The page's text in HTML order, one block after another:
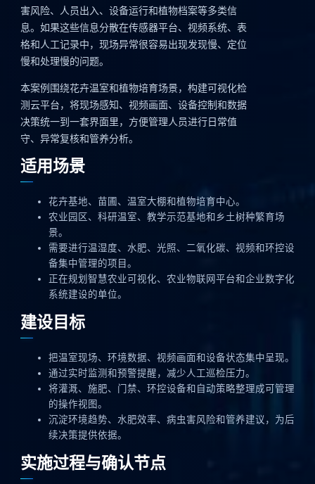
害风险、人员出入、设备运行和植物档案等多类信
息。如果这些信息分散在传感器平台、视频系统、表
格和人工记录中，现场异常很容易出现发现慢、定位
慢和处理慢的问题。
本案例围绕花卉温室和植物培育场景，构建可视化检
测云平台，将现场感知、视频画面、设备控制和数据
决策统一到一套界面里，方便管理人员进行日常值
守、异常复核和管养分析。
适用场景
花卉基地、苗圃、温室大棚和植物培育中心。
农业园区、科研温室、教学示范基地和乡土树种繁育场
景。
需要进行温湿度、水肥、光照、二氧化碳、视频和环控设
备集中管理的项目。
正在规划智慧农业可视化、农业物联网平台和企业数字化
系统建设的单位。
建设目标
把温室现场、环境数据、视频画面和设备状态集中呈现。
通过实时监测和预警提醒，减少人工巡检压力。
将灌溉、施肥、门禁、环控设备和自动策略整理成可管理
的操作视图。
沉淀环境趋势、水肥效率、病虫害风险和管养建议，为后
续决策提供依据。
实施过程与确认节点